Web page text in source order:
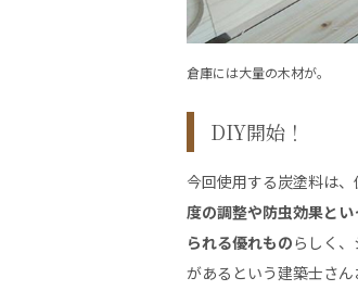
倉庫には大量の木材が。
DIY開始！
今回使用する炭塗料は、
度の調整や防虫効果と
られる優れものらしく
があるという建築士さん